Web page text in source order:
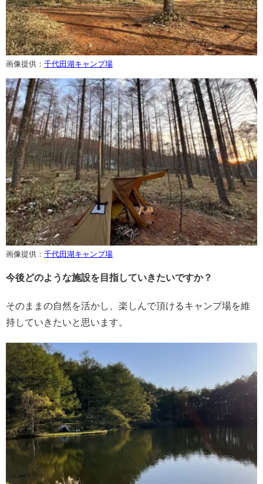
画像提供： 千代田湖キャンプ場
画像提供： 千代田湖キャンプ場
今後どのような施設を目指していきたいですか？
そのままの自然を活かし、楽しんで頂けるキャンプ場を維
持していきたいと思います。